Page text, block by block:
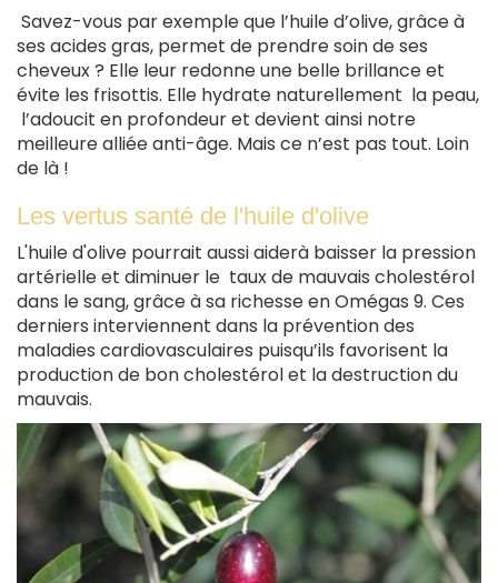
Savez-vous par exemple que l’huile d’olive, grâce à
ses acides gras, permet de prendre soin de ses
cheveux ? Elle leur redonne une belle brillance et
évite les frisottis. Elle hydrate naturellement la peau,
l’adoucit en profondeur et devient ainsi notre
meilleure alliée anti-âge. Mais ce n’est pas tout. Loin
de là !
Les vertus santé de l'huile d'olive
L'huile d'olive pourrait aussi aiderà baisser la pression
artérielle et diminuer le taux de mauvais cholestérol
dans le sang, grâce à sa richesse en Omégas 9. Ces
derniers interviennent dans la prévention des
maladies cardiovasculaires puisqu’ils favorisent la
production de bon cholestérol et la destruction du
mauvais.